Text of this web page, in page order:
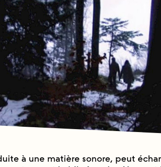
à une matière sonore, peut